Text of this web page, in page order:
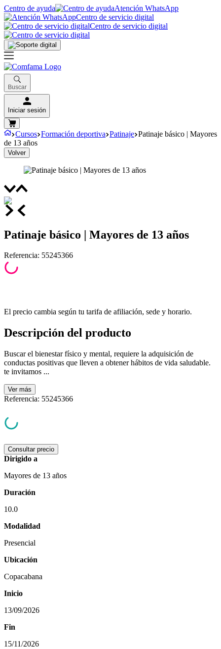
Centro de ayuda
Atención WhatsApp
Centro de servicio digital
Centro de servicio digital
Buscar
Iniciar sesión
Cursos Formación deportiva Patinaje Patinaje básico | Mayores
de 13 años
Volver
Patinaje básico | Mayores de 13 años
Referencia: 55245366
El precio cambia según tu tarifa de afiliación, sede y horario.
Descripción del producto
Buscar el bienestar físico y mental, requiere la adquisición de
conductas positivas que lleven a obtener hábitos de vida saludable.
te invitamos ...
Ver más
Referencia: 55245366
Consultar precio
Dirigido a
Mayores de 13 años
Duración
10.0
Modalidad
Presencial
Ubicación
Copacabana
Inicio
13/09/2026
Fin
15/11/2026